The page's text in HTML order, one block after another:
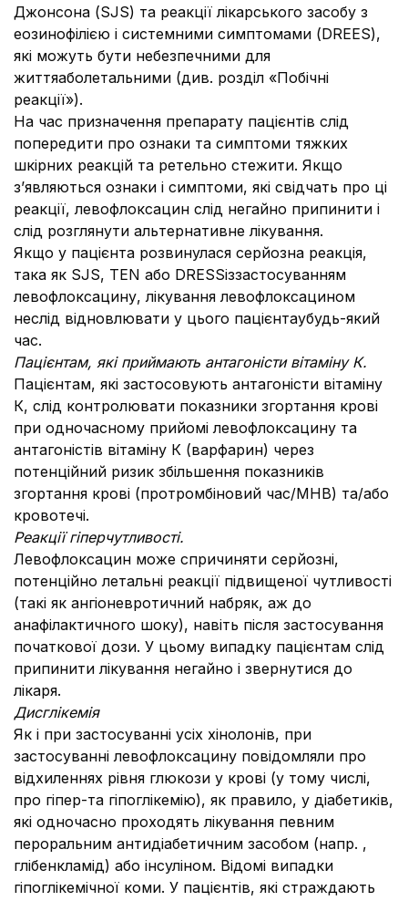
Джонсона (SJS) та реакції лікарського засобу з
еозинофілією і системними симптомами (DREES),
які можуть бути небезпечними для
життяаболетальними (див. розділ «Побічні
реакції»).
На час призначення препарату пацієнтів слід
попередити про ознаки та симптоми тяжких
шкірних реакцій та ретельно стежити. Якщо
з’являються ознаки і симптоми, які свідчать про ці
реакції, левофлоксацин слід негайно припинити і
слід розглянути альтернативне лікування.
Якщо у пацієнта розвинулася серйозна реакція,
така як SJS, TEN або DRESSіззастосуванням
левофлоксацину, лікування левофлоксацином
неслід відновлювати у цього пацієнтаубудь-який
час.
Пацієнтам, які приймають антагоністи вітаміну К.
Пацієнтам, які застосовують антагоністи вітаміну
К, слід контролювати показники згортання крові
при одночасному прийомі левофлоксацину та
антагоністів вітаміну К (варфарин) через
потенційний ризик збільшення показників
згортання крові (протромбіновий час/МНВ) та/або
кровотечі.
Реакції гіперчутливості.
Левофлоксацин може спричиняти серйозні,
потенційно летальні реакції підвищеної чутливості
(такі як ангіоневротичний набряк, аж до
анафілактичного шоку), навіть після застосування
початкової дози. У цьому випадку пацієнтам слід
припинити лікування негайно і звернутися до
лікаря.
Дисглікемія
Як і при застосуванні усіх хінолонів, при
застосуванні левофлоксацину повідомляли про
відхиленнях рівня глюкози у крові (у тому числі,
про гіпер-та гіпоглікемію), як правило, у діабетиків,
які одночасно проходять лікування певним
пероральним антидіабетичним засобом (напр. ,
глібенкламід) або інсуліном. Відомі випадки
гіпоглікемічної коми. У пацієнтів, які страждають